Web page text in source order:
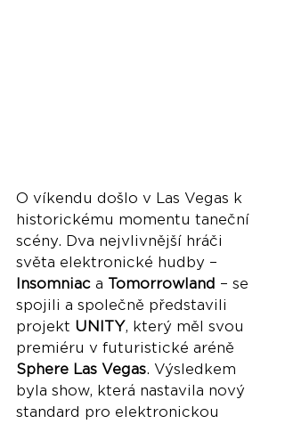
O víkendu došlo v Las Vegas k
historickému momentu taneční
scény. Dva nejvlivnější hráči
světa elektronické hudby –
Insomniac a Tomorrowland – se
spojili a společně představili
projekt UNITY, který měl svou
premiéru v futuristické aréně
Sphere Las Vegas. Výsledkem
byla show, která nastavila nový
standard pro elektronickou